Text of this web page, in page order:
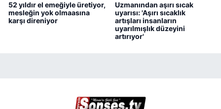
52 yıldır el emeğiyle üretiyor,
mesleğin yok olmaasına
karşı direniyor
Uzmanından aşırı sıcak
uyarısı: 'Aşırı sıcaklık
artışları insanların
uyarılmışlık düzeyini
artırıyor'